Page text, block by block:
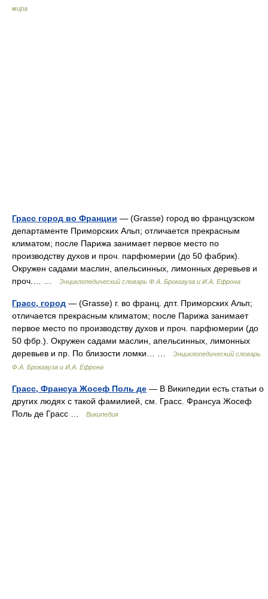
мира
Грасс город во Франции — (Grasse) город во французском
департаменте Приморских Альп; отличается прекрасным
климатом; после Парижа занимает первое место по
производству духов и проч. парфюмерии (до 50 фабрик).
Окружен садами маслин, апельсинных, лимонных деревьев и
проч.… …
Энциклопедический словарь Ф.А. Брокгауза и И.А. Ефрона
Грасс, город — (Grasse) г. во франц. дпт. Приморских Альп;
отличается прекрасным климатом; после Парижа занимает
первое место по производству духов и проч. парфюмерии (до
50 фбр.). Окружен садами маслин, апельсинных, лимонных
деревьев и пр. По близости ломки… …
Энциклопедический словарь
Ф.А. Брокгауза и И.А. Ефрона
Грасс, Франсуа Жосеф Поль де — В Википедии есть статьи о
других людях с такой фамилией, см. Грасс. Франсуа Жосеф
Поль де Грасс …
Википедия